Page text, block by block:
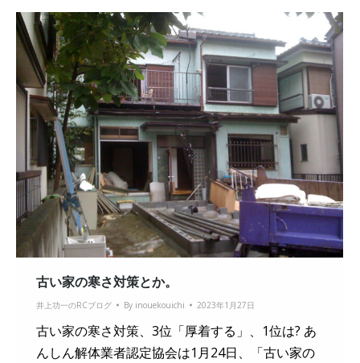
古い家の寒さ対策とか。
井上功一のRCブログ By inouekouichi 2023年1月27日
古い家の寒さ対策、3位「厚着する」、1位は? あ
んしん解体業者認定協会は1月24日、「古い家の